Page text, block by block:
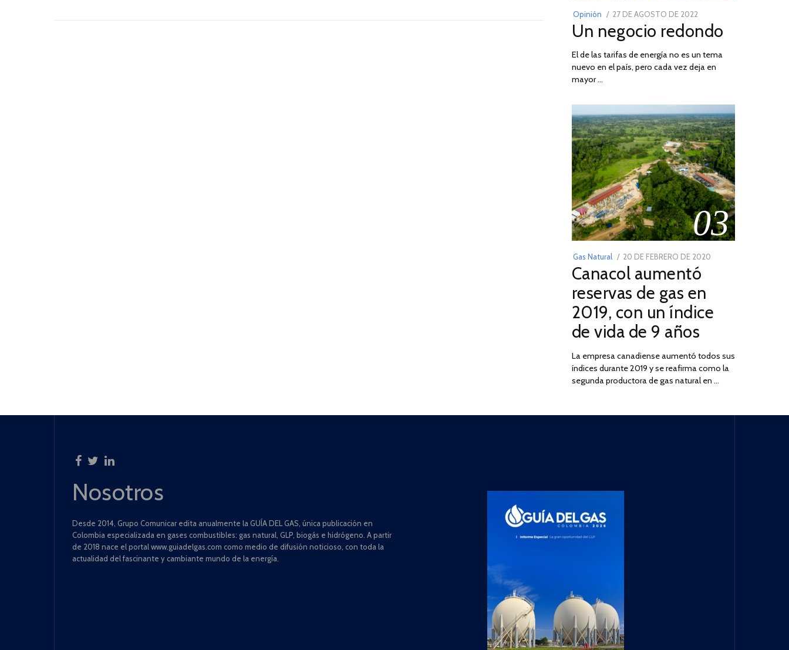
Opinión
POSTED
ON
27 DE AGOSTO DE 2022
DE
DE
2022
Un negocio redondo
El de las tarifas de energía no es un tema
nuevo en el país, pero cada vez deja en
mayor …
03
Gas Natural
POSTED
ON
20 DE FEBRERO DE 2020
2025
Canacol aumentó
reservas de gas en
2019, con un índice
de vida de 9 años
La empresa canadiense aumentó todos sus
índices durante 2019 y se reafirma como la
segunda productora de gas natural en …
Nosotros
Desde 2014, Grupo Comunicar edita anualmente la GUÍA DEL GAS, única publicación en
Colombia especializada en gases combustibles: gas natural, GLP, biogás e hidrógeno. A partir
de 2018 nace el portal www.guiadelgas.com como medio de difusión noticioso, con toda la
actualidad del fascinante y cambiante mundo de la energía.